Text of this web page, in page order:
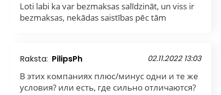
Loti labi ka var bezmaksas salīdzināt, un viss ir
bezmaksas, nekādas saistības pēc tām
Raksta: PilipsPh 02.11.2022 13:03
В этих компаниях плюс/минус одни и те же
условия? или есть, где сильно отличаются?